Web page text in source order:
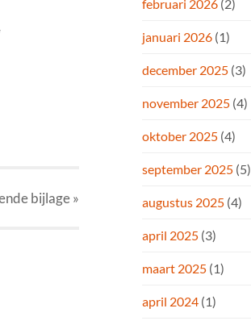
bijlage»
februari 2026 (2)
januari 2026 (1)
december 2025 (3)
november 2025 (4)
oktober 2025 (4)
september 2025 (5)
augustus 2025 (4)
april 2025 (3)
maart 2025 (1)
april 2024 (1)